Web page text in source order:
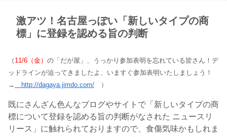
激アツ！名古屋っぽい「新しいタイプの商
標」に登録を認める旨の判断
（ 11/6（金） の「だが屋」、うっかり参加表明を忘れている皆さん！デ
ッドラインが迫ってきましたよ、いますぐ参加表明いたしましょう！
→
http://dagaya.jimdo.com/ ）
既にさんざん色んなブログやサイトで「新しいタイプの商
標について登録を認める旨の判断がなされた ニュースリ
リース」に触れられておりますので、食傷気味かもしれま